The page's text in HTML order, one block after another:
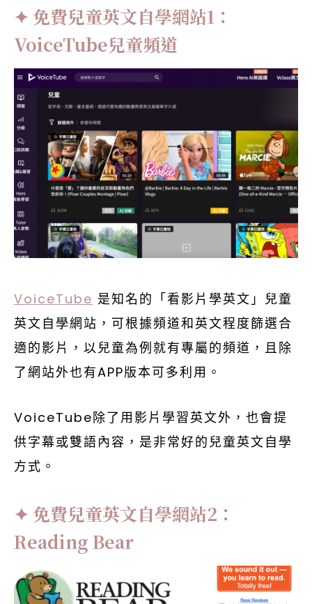
免費兒童英文自學網站1：
VoiceTube兒童頻道
VoiceTube 是知名的「看影片學英文」兒童
英文自學網站，可根據頻道和英文程度篩選合
適的影片，以兒童為例就有專屬的頻道，且除
了網站外也有APP版本可多利用。
VoiceTube除了用影片學習英文外，也會提
供字幕或雙語內容，是非常好的兒童英文自學
方式。
免費兒童英文自學網站2：
Reading Bear